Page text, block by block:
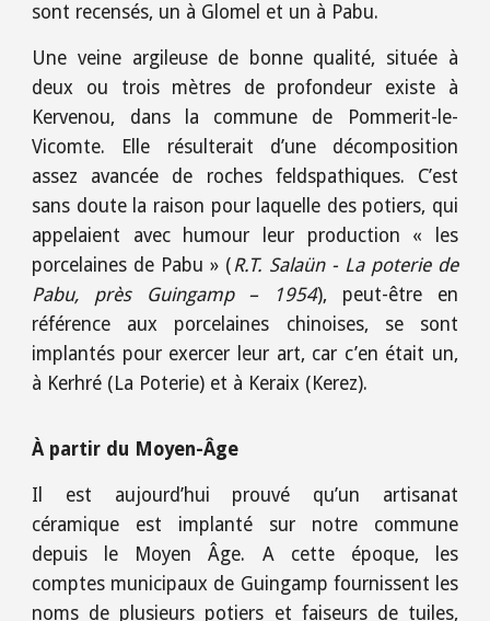
sont recensés, un à Glomel et un à Pabu.
Une veine argileuse de bonne qualité, située à
deux ou trois mètres de profondeur existe à
Kervenou, dans la commune de Pommerit-le-
Vicomte. Elle résulterait d’une décomposition
assez avancée de roches feldspathiques. C’est
sans doute la raison pour laquelle des potiers, qui
appelaient avec humour leur production « les
porcelaines de Pabu » (R.T. Salaün - La poterie de
Pabu, près Guingamp – 1954), peut-être en
référence aux porcelaines chinoises, se sont
implantés pour exercer leur art, car c’en était un,
à Kerhré (La Poterie) et à Keraix (Kerez).
À partir du Moyen-Âge
Il est aujourd’hui prouvé qu’un artisanat
céramique est implanté sur notre commune
depuis le Moyen Âge. A cette époque, les
comptes municipaux de Guingamp fournissent les
noms de plusieurs potiers et faiseurs de tuiles,